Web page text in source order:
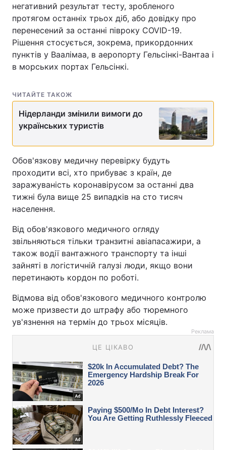
негативний результат тесту, зробленого
протягом останніх трьох діб, або довідку про
перенесений за останні півроку COVID-19.
Рішення стосується, зокрема, прикордонних
пунктів у Ваалімаа, в аеропорту Гельсінкі-Вантаа і
в морських портах Гельсінкі.
ЧИТАЙТЕ ТАКОЖ
Нідерланди змінили вимоги до
українських туристів
Обов'язкову медичну перевірку будуть
проходити всі, хто прибуває з країн, де
заражуваність коронавірусом за останні два
тижні була вище 25 випадків на сто тисяч
населення.
Від обов'язкового медичного огляду
звільняються тільки транзитні авіапасажири, а
також водії вантажного транспорту та інші
зайняті в логістичній галузі люди, якщо вони
перетинають кордон по роботі.
Відмова від обов'язкового медичного контролю
може призвести до штрафу або тюремного
ув'язнення на термін до трьох місяців.
Реклама